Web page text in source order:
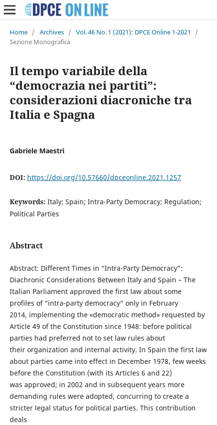
Home / Archives / Vol. 46 No. 1 (2021): DPCE Online 1-2021
/
Sezione Monografica
Il tempo variabile della
“democrazia nei partiti”:
considerazioni diacroniche tra
Italia e Spagna
Gabriele Maestri
DOI: https://doi.org/10.57660/dpceonline.2021.1257
Keywords: Italy; Spain; Intra-Party Democracy; Regulation;
Political Parties
Abstract
Abstract: Different Times in “Intra-Party Democracy”:
Diachronic Considerations Between Italy and Spain – The
Italian Parliament approved the first law about some
profiles of “intra-party democracy” only in February
2014, implementing the «democratic method» requested by
Article 49 of the Constitution since 1948: before political
parties had preferred not to set law rules about
their organization and internal activity. In Spain the first law
about parties came into effect in December 1978, few weeks
before the Constitution (with its Articles 6 and 22)
was approved; in 2002 and in subsequent years more
demanding rules were adopted, concurring to create a
stricter legal status for political parties. This contribution
deals